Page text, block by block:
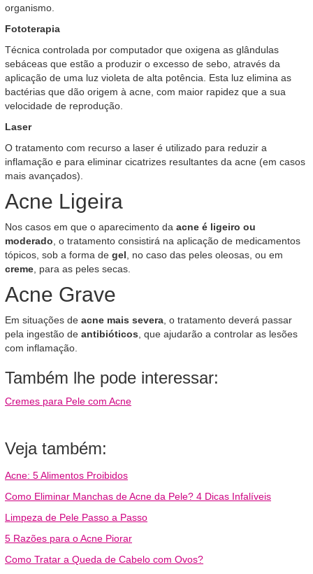
organismo.
Fototerapia
Técnica controlada por computador que oxigena as glândulas
sebáceas que estão a produzir o excesso de sebo, através da
aplicação de uma luz violeta de alta potência. Esta luz elimina as
bactérias que dão origem à acne, com maior rapidez que a sua
velocidade de reprodução.
Laser
O tratamento com recurso a laser é utilizado para reduzir a
inflamação e para eliminar cicatrizes resultantes da acne (em casos
mais avançados).
Acne Ligeira
Nos casos em que o aparecimento da acne é ligeiro ou
moderado , o tratamento consistirá na aplicação de medicamentos
tópicos, sob a forma de gel , no caso das peles oleosas, ou em
creme , para as peles secas.
Acne Grave
Em situações de acne mais severa , o tratamento deverá passar
pela ingestão de antibióticos , que ajudarão a controlar as lesões
com inflamação.
Também lhe pode interessar:
Cremes para Pele com Acne
Veja também:
Acne: 5 Alimentos Proibidos
Como Eliminar Manchas de Acne da Pele? 4 Dicas Infalíveis
Limpeza de Pele Passo a Passo
5 Razões para o Acne Piorar
Como Tratar a Queda de Cabelo com Ovos?